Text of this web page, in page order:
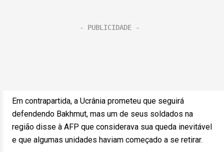
Em contrapartida, a Ucrânia prometeu que seguirá
defendendo Bakhmut, mas um de seus soldados na
região disse à AFP que considerava sua queda inevitável
e que algumas unidades haviam começado a se retirar.